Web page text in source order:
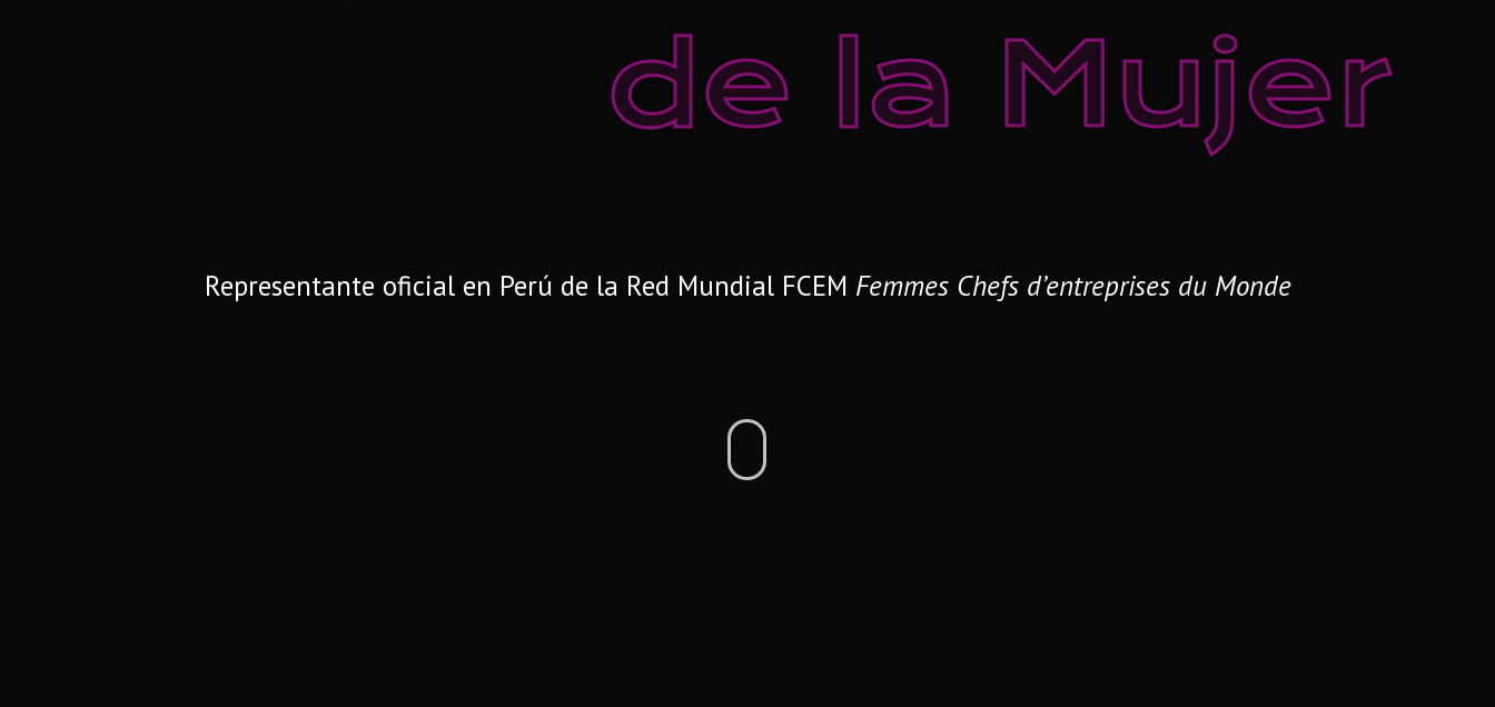
de la Mujer
Representante oficial en Perú de la Red Mundial FCEM Femmes Chefs d’entreprises du Monde